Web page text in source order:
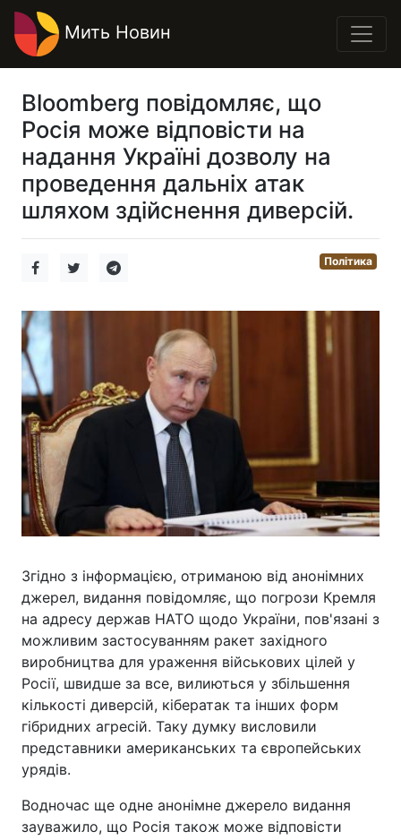
Мить Новин
Bloomberg повідомляє, що
Росія може відповісти на
надання Україні дозволу на
проведення дальніх атак
шляхом здійснення диверсій.
Політика
Згідно з інформацією, отриманою від анонімних
джерел, видання повідомляє, що погрози Кремля
на адресу держав НАТО щодо України, пов'язані з
можливим застосуванням ракет західного
виробництва для ураження військових цілей у
Росії, швидше за все, вилиються у збільшення
кількості диверсій, кібератак та інших форм
гібридних агресій. Таку думку висловили
представники американських та європейських
урядів.
Водночас ще одне анонімне джерело видання
зауважило, що Росія також може відповісти